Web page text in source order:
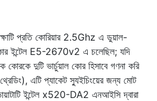
প্রতি কোরিয়ার 2.5Ghz এ ডুয়াল-
ইন্টেল E5-2670v2 এ চলেছিল; যদি
দুটি ভার্চুয়াল কোর হিসাবে গণনা করি
এটি প্যাকেট স্যুইচিংয়ের জন্য মোট
ইন্টেল x520-DA2 এনআইসি দ্বারা